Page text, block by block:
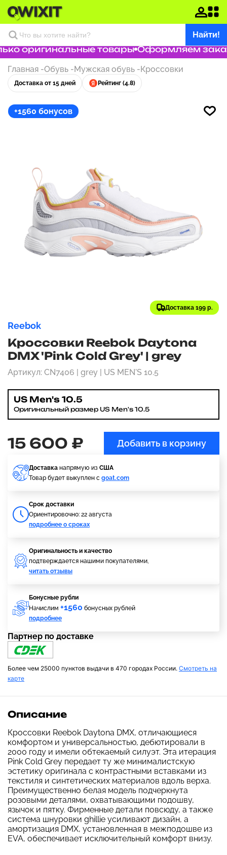
Найти!
оригинальные товары Оформляем заказ
Главная -Обувь -Мужская обувь -Кроссовки
Доставка от 15 дней Рейтинг (4.8)
+1560 бонусов
Доставка 199 р.
Reebok
Кроссовки Reebok Daytona
DMX 'Pink Cold Grey' | grey
Артикул: CN7406 | grey | US MEN'S 10.5
US Men's 10.5
Оригинальный размер US Men's 10.5
15 600 ₽ Добавить в корзину
Доставка напрямую из США
Товар будет выкуплен с goat.com
Cрок доставки
Ориентировочно: 22 августа
подробнее о сроках
Оригинальность и качество
подтверждается нашими покупателями,
читать отзывы
Бонусные рубли
Начислим +1560 бонусных рублей
подробнее
Партнер по доставке
Более чем 25000 пунктов выдачи в 470 городах России. Смотреть на
карте
Описание
Кроссовки Reebok Daytona DMX, отличающиеся
комфортом и универсальностью, дебютировали в
2000 году и имели обтекаемый силуэт. Эта итерация
Pink Cold Grey передает ту же минималистскую
эстетику оригинала с контрастными вставками из
текстиля и синтетических материалов вдоль верха.
Преимущественно белая модель подчеркнута
розовыми деталями, охватывающими подошву,
язычок и пятку. Фирменные детали повсюду, а также
система шнуровки ghillie усиливают дизайн, а
амортизация DMX, установленная в межподошве из
EVA, обеспечивает исключительный комфорт внизу.